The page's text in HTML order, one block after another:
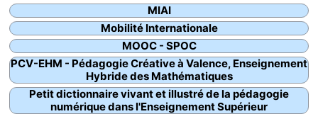
MIAI
Mobilité Internationale
MOOC - SPOC
PCV-EHM - Pédagogie Créative à Valence, Enseignement
Hybride des Mathématiques
Petit dictionnaire vivant et illustré de la pédagogie
numérique dans l'Enseignement Supérieur